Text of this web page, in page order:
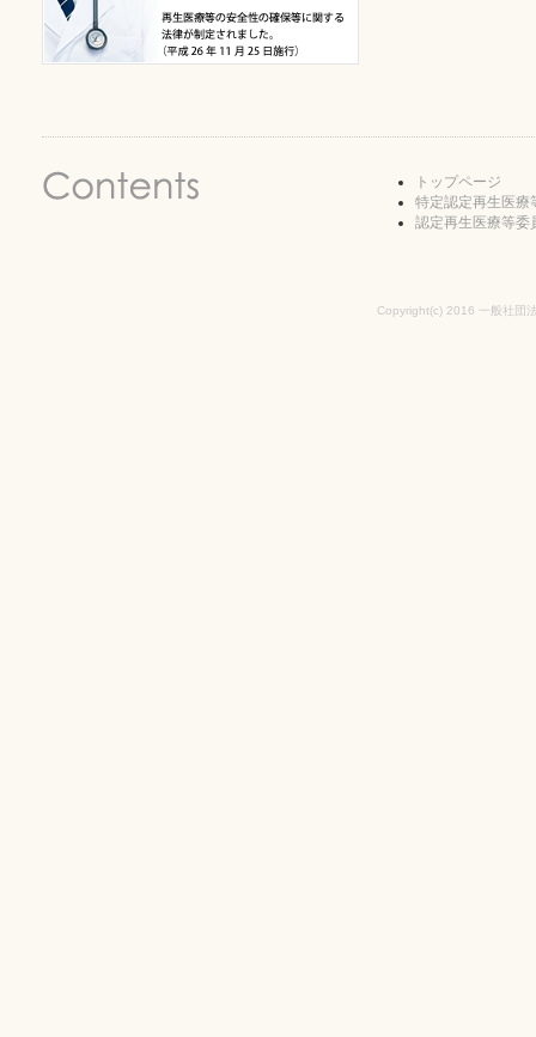
トップページ
特定認定再生医療
認定再生医療等委
Copyright(c) 2016 一般社団